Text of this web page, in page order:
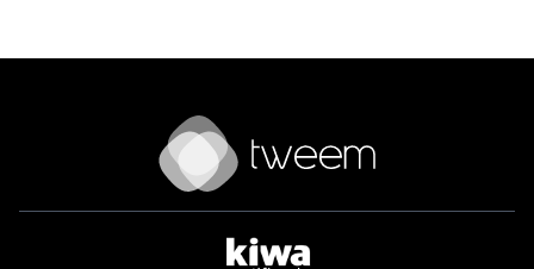
Ir para a página inicial do Tweem